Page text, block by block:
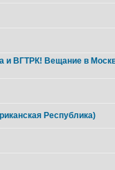
и ВГТРК! Вещание в
Республика)